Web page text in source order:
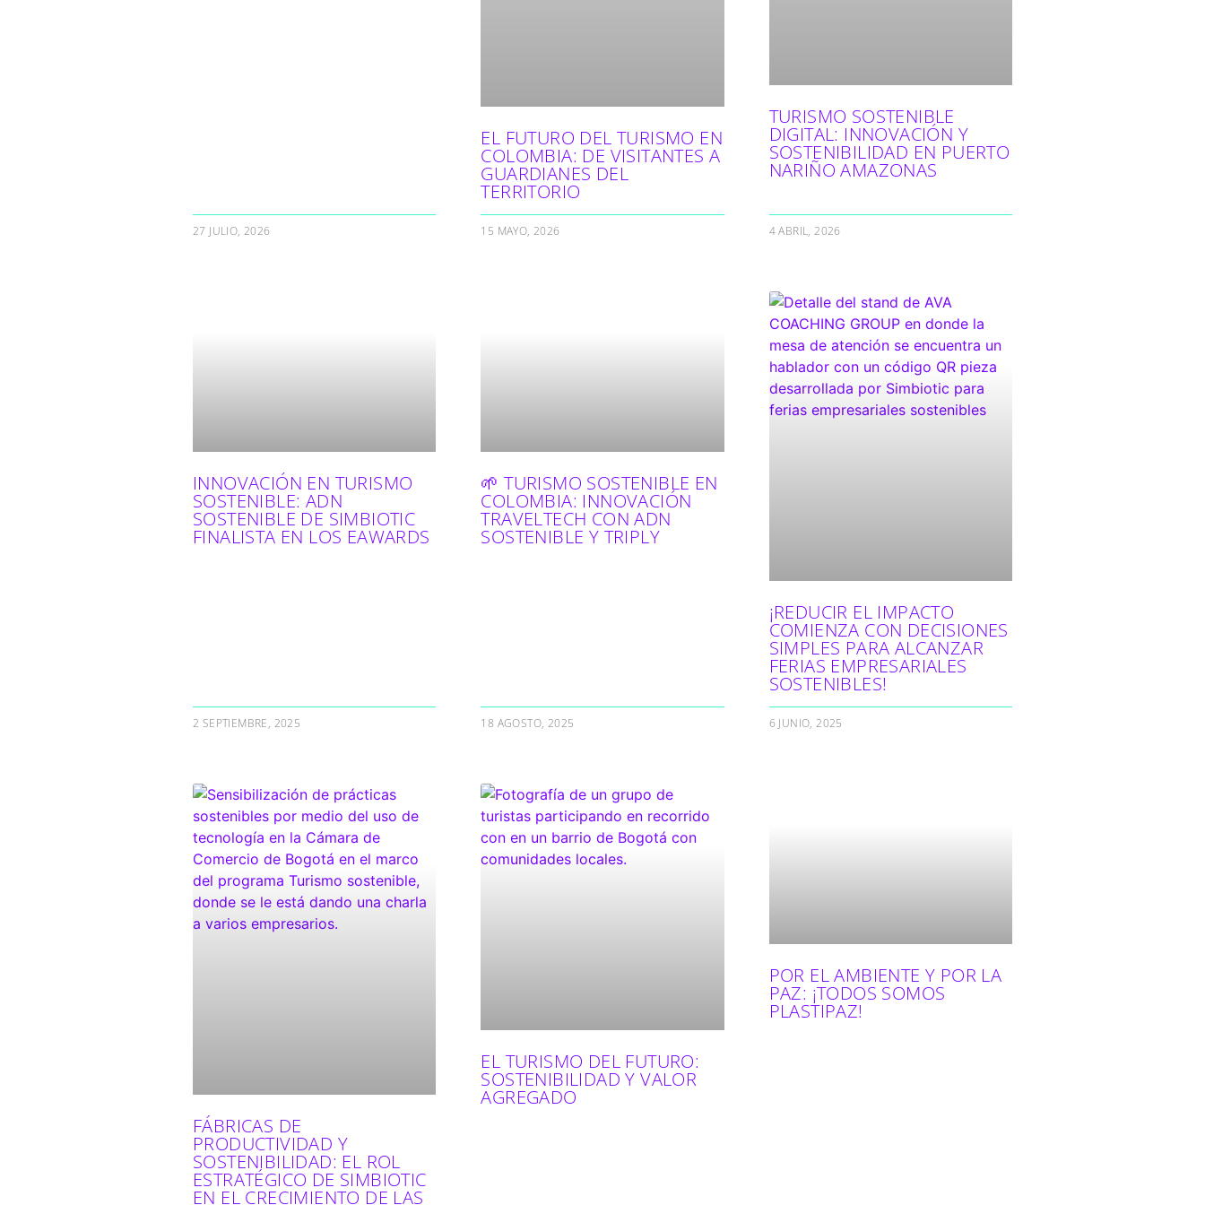
27 JULIO, 2026
EL FUTURO DEL TURISMO EN
COLOMBIA: DE VISITANTES A
GUARDIANES DEL
TERRITORIO
15 MAYO, 2026
TURISMO SOSTENIBLE
DIGITAL: INNOVACIÓN Y
SOSTENIBILIDAD EN PUERTO
NARIÑO AMAZONAS
4 ABRIL, 2026
INNOVACIÓN EN TURISMO
SOSTENIBLE: ADN
SOSTENIBLE DE SIMBIOTIC
FINALISTA EN LOS EAWARDS
2 SEPTIEMBRE, 2025
🌱 TURISMO SOSTENIBLE EN
COLOMBIA: INNOVACIÓN
TRAVELTECH CON ADN
SOSTENIBLE Y TRIPLY
18 AGOSTO, 2025
¡REDUCIR EL IMPACTO
COMIENZA CON DECISIONES
SIMPLES PARA ALCANZAR
FERIAS EMPRESARIALES
SOSTENIBLES!
6 JUNIO, 2025
FÁBRICAS DE
PRODUCTIVIDAD Y
SOSTENIBILIDAD: EL ROL
ESTRATÉGICO DE SIMBIOTIC
EN EL CRECIMIENTO DE LAS
EL TURISMO DEL FUTURO:
SOSTENIBILIDAD Y VALOR
AGREGADO
POR EL AMBIENTE Y POR LA
PAZ: ¡TODOS SOMOS
PLASTIPAZ!